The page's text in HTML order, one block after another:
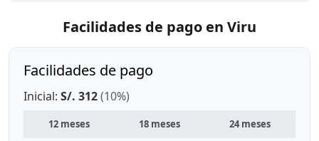
Facilidades de pago en Viru
Facilidades de pago
Inicial: S/. 312(10%)
12 meses 18 meses 24 meses